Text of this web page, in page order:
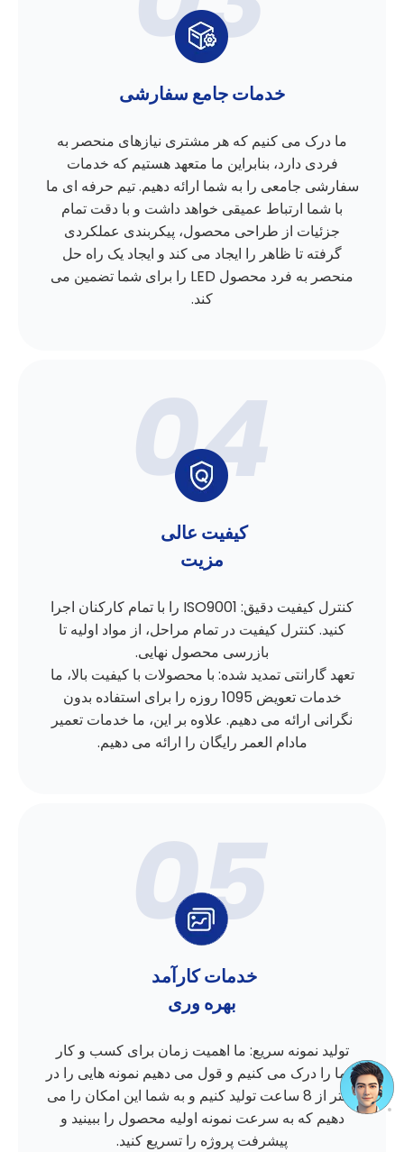
خدمات جامع سفارشی
ما درک می کنیم که هر مشتری نیازهای منحصر به
فردی دارد، بنابراین ما متعهد هستیم که خدمات
سفارشی جامعی را به شما ارائه دهیم. تیم حرفه ای ما
با شما ارتباط عمیقی خواهد داشت و با دقت تمام
جزئیات از طراحی محصول، پیکربندی عملکردی
گرفته تا ظاهر را ایجاد می کند و ایجاد یک راه حل
منحصر به فرد محصول LED را برای شما تضمین می
کند.
کیفیت عالی
مزیت
کنترل کیفیت دقیق: ISO9001 را با تمام کارکنان اجرا
کنید. کنترل کیفیت در تمام مراحل، از مواد اولیه تا
بازرسی محصول نهایی.
تعهد گارانتی تمدید شده: با محصولات با کیفیت بالا، ما
خدمات تعویض 1095 روزه را برای استفاده بدون
نگرانی ارائه می دهیم. علاوه بر این، ما خدمات تعمیر
مادام العمر رایگان را ارائه می دهیم.
خدمات کارآمد
بهره وری
تولید نمونه سریع: ما اهمیت زمان برای کسب و کار
شما را درک می کنیم و قول می دهیم نمونه هایی را در
کمتر از 8 ساعت تولید کنیم و به شما این امکان را می
دهیم که به سرعت نمونه اولیه محصول را ببینید و
پیشرفت پروژه را تسریع کنید.